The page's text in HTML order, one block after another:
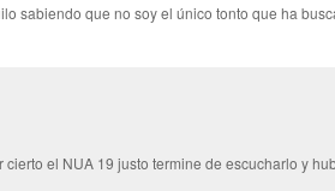
sabiendo que no soy el único tonto que ha
el NUA 19 justo termine de escucharlo y